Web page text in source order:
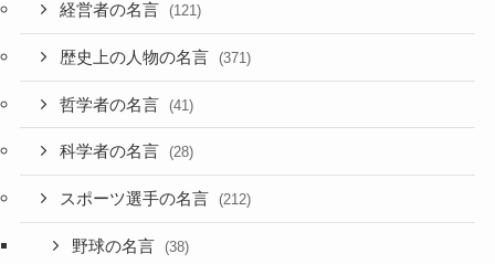
経営者の名言 (121)
歴史上の人物の名言 (371)
哲学者の名言 (41)
科学者の名言 (28)
スポーツ選手の名言 (212)
野球の名言 (38)